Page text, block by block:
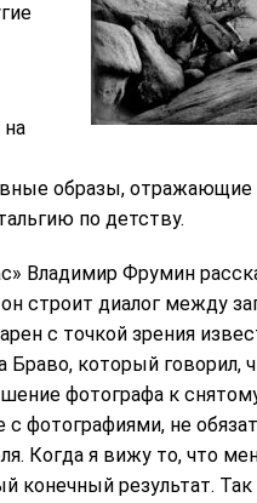
образы, отражающие
по детству.
Владимир Фрумин
строит диалог между
с точкой зрения
Браво, который говорил,
фотографа к
фотографиями, не
Когда я вижу то, что
конечный результат.